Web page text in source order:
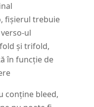
fișierul trebuie
ul
și trifold,
în funcție de
conține bleed,